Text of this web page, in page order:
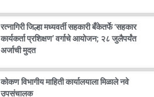
रत्नागिरी जिल्हा मध्यवर्ती सहकारी बँकेतर्फे ‘सहकार
कार्यकर्ता प्रशिक्षण’ वर्गाचे आयोजन; २८ जुलैपर्यंत
अर्जाची मुदत
कोकण विभागीय माहिती कार्यालयाला मिळाले नवे
उपसंचालक